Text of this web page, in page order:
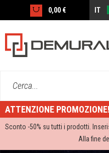
0,00 € IT
Cerca...
ATTENZIONE PROMOZIONE!
Sconto -50% su tutti i prodotti.
Alla fine